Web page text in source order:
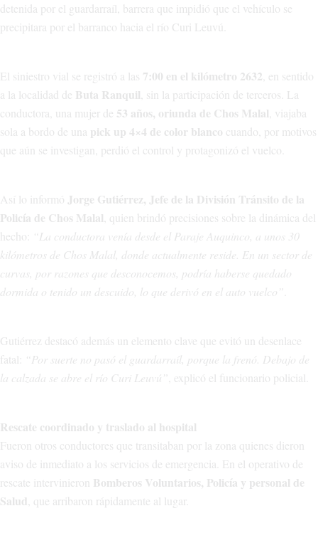
detenida por el guardarraíl, barrera que impidió que el vehículo se
precipitara por el barranco hacia el río Curi Leuvú.
El siniestro vial se registró a las 7:00 en el kilómetro 2632 , en sentido
a la localidad de Buta Ranquil , sin la participación de terceros. La
conductora, una mujer de 53 años, oriunda de Chos Malal , viajaba
sola a bordo de una pick up 4×4 de color blanco cuando, por motivos
que aún se investigan, perdió el control y protagonizó el vuelco.
Así lo informó Jorge Gutiérrez, Jefe de la División Tránsito de la
Policía de Chos Malal, quien brindó precisiones sobre la dinámica del
hecho: “La conductora venía desde el Paraje Auquinco, a unos 30
kilómetros de Chos Malal, donde actualmente reside. En un sector de
curvas, por razones que desconocemos, podría haberse quedado
dormida o tenido un descuido, lo que derivó en el auto vuelco”
Gutiérrez destacó además un elemento clave que evitó un desenlace
fatal: “Por suerte no pasó el guardarraíl, porque la frenó. Debajo de
la calzada se abre el río Curi Leuvú”, explicó el funcionario policial.
Rescate coordinado y traslado al hospital
Fueron otros conductores que transitaban por la zona quienes dieron
aviso de inmediato a los servicios de emergencia. En el operativo de
rescate intervinieron Bomberos Voluntarios, Policía y personal de
Salud, que arribaron rápidamente al lugar.